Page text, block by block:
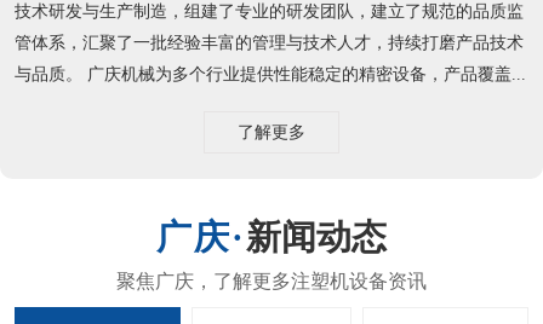
技术研发与生产制造，组建了专业的研发团队，建立了规范的品质监
管体系，汇聚了一批经验丰富的管理与技术人才，持续打磨产品技术
与品质。 广庆机械为多个行业提供性能稳定的精密设备，产品覆盖...
了解更多
新闻动态